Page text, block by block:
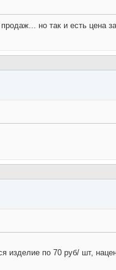
но так и есть цена
изделие по 70 руб/ шт,